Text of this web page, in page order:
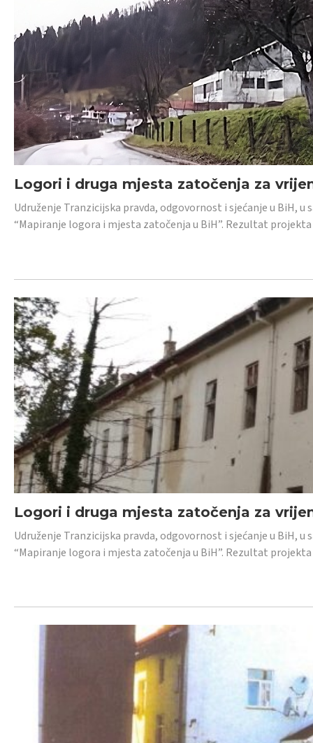
Logori i druga mjesta zatočenja za
Udruženje Tranzicijska pravda, odgovornost i sjećanje u BiH,
“Mapiranje logora i mjesta zatočenja u BiH”. Rezultat
Logori i druga mjesta zatočenja za
Udruženje Tranzicijska pravda, odgovornost i sjećanje u BiH,
“Mapiranje logora i mjesta zatočenja u BiH”. Rezultat